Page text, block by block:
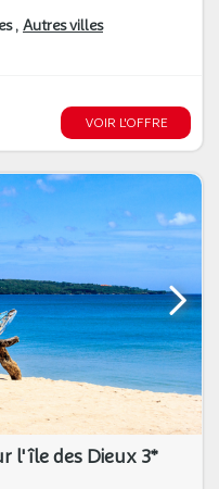
Autres villes
VOIR L'OFFRE
l'île des Dieux 3*